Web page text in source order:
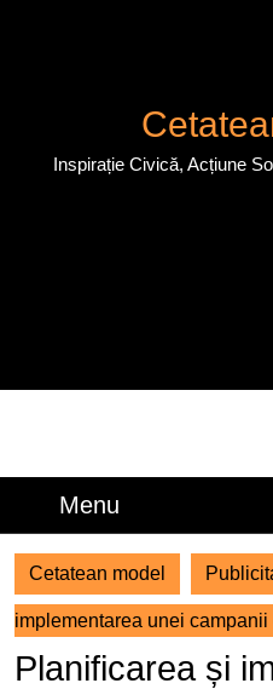
Inspirație Civică, Acțiune
Menu
Cetatean model
implementarea unei campanii
Planificarea și